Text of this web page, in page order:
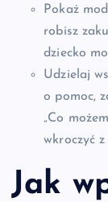
Pokaż
robisz
dziecko
Udzielaj
o pomoc,
„Co
wkroczyć z
Jak